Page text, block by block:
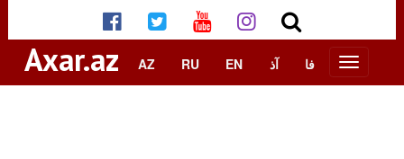
Axar.az AZ RU EN آذ فا